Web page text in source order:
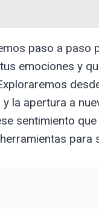
paso a paso
emociones y
la apertura a
sentimiento
para